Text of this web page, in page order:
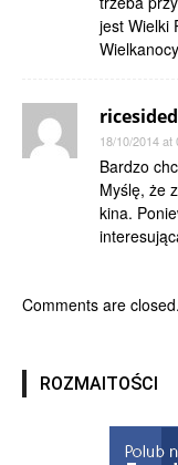
jest Wielki
18/10/2014 at
Bardzo
Myślę, że
kina.
Comments are closed.
ROZMAITOŚCI